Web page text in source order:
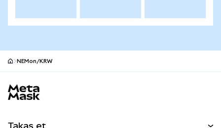
NEMon/KRW
Takas et